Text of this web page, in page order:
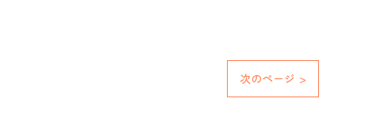
次のページ >